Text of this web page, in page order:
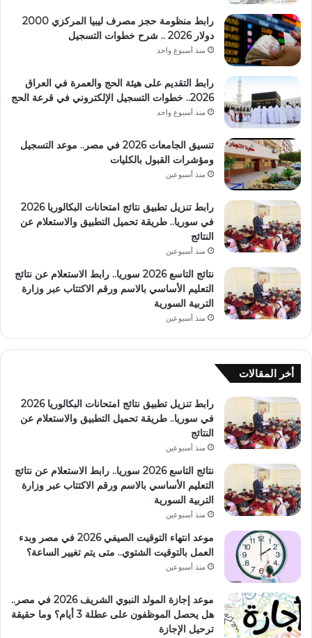
رابط منظومة حجز مصرف ليبيا المركزي 2000
دولار 2026 .. شرح خطوات التسجيل
منذ أسبوع واحد
رابط التقديم على هيئة الحج والعمرة في العراق
2026.. خطوات التسجيل الإلكتروني في قرعة الحج
منذ أسبوع واحد
تنسيق الجامعات 2026 في مصر.. موعد التسجيل
ومؤشرات القبول بالكليات
منذ أسبوعين
رابط تنزيل تطبيق نتائج امتحانات البكالوريا 2026
في سوريا.. طريقة تحميل التطبيق والاستعلام عن
النتائج
منذ أسبوعين
نتائج التاسع 2026 سوريا.. رابط الاستعلام عن نتائج
التعليم الأساسي بالاسم ورقم الاكتتاب عبر وزارة
التربية السورية
منذ أسبوعين
أخر المقالات
رابط تنزيل تطبيق نتائج امتحانات البكالوريا 2026
في سوريا.. طريقة تحميل التطبيق والاستعلام عن
النتائج
منذ أسبوعين
نتائج التاسع 2026 سوريا.. رابط الاستعلام عن نتائج
التعليم الأساسي بالاسم ورقم الاكتتاب عبر وزارة
التربية السورية
منذ أسبوعين
موعد انتهاء التوقيت الصيفي 2026 في مصر وبدء
العمل بالتوقيت الشتوي.. متى يتم تغيير الساعة؟
منذ أسبوعين
موعد إجازة المولد النبوي الشريف 2026 في مصر..
هل يحصل الموظفون على عطلة 3 أيام؟ وما حقيقة
ترحيل الإجازة